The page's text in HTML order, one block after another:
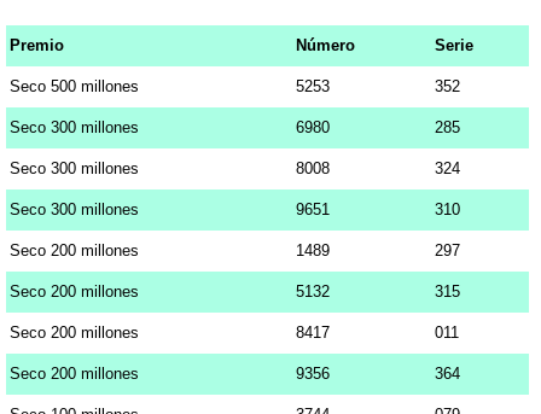
Premio Número Serie
Seco 500 millones 5253 352
Seco 300 millones 6980 285
Seco 300 millones 8008 324
Seco 300 millones 9651 310
Seco 200 millones 1489 297
Seco 200 millones 5132 315
Seco 200 millones 8417 011
Seco 200 millones 9356 364